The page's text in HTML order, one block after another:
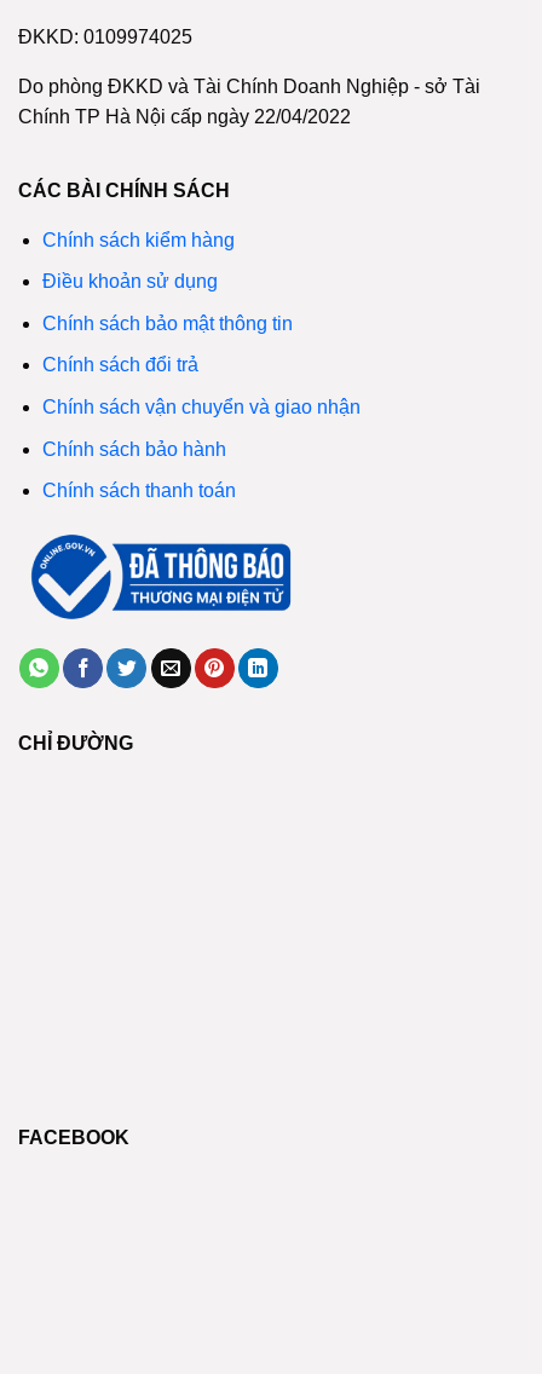
ĐKKD: 0109974025
Do phòng ĐKKD và Tài Chính Doanh Nghiệp - sở Tài
Chính TP Hà Nội cấp ngày 22/04/2022
CÁC BÀI CHÍNH SÁCH
Chính sách kiểm hàng
Điều khoản sử dụng
Chính sách bảo mật thông tin
Chính sách đổi trả
Chính sách vận chuyển và giao nhận
Chính sách bảo hành
Chính sách thanh toán
CHỈ ĐƯỜNG
FACEBOOK